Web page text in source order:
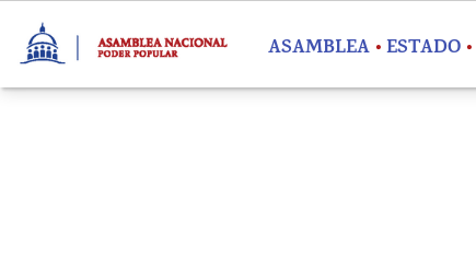
ASAMBLEA ESTADO